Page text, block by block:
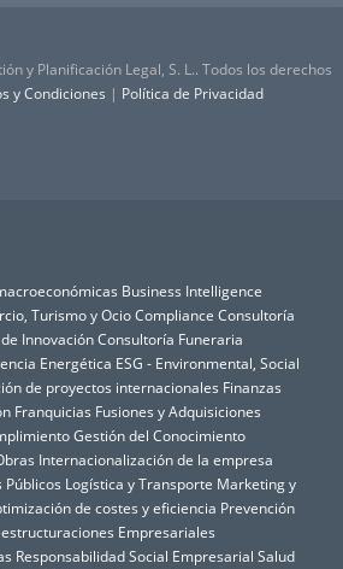
y Planificación Legal, S. L.. Todos los derechos
y Condiciones | Política de Privacidad
Business Intelligence
Turismo y OcioCompliance Consultoría
InnovaciónConsultoría Funeraria
Energética ESG - Environmental, Social
de proyectos internacionales Finanzas
Franquicias Fusiones y Adquisiciones
Gestión del Conocimiento
Internacionalización de la empresa
Públicos Logística y Transporte Marketing y
de costes y eficiencia Prevención
Empresariales
Responsabilidad Social Empresarial Salud